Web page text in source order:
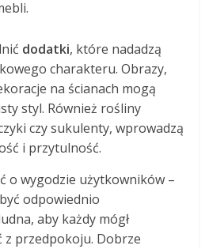
dodatki, które nadadzą
charakteru. Obrazy,
na ścianach mogą
styl. Również rośliny
czy sukulenty, wprowadzą
i przytulność.
o wygodzie użytkowników –
odpowiednio
aby każdy mógł
przedpokoju. Dobrze